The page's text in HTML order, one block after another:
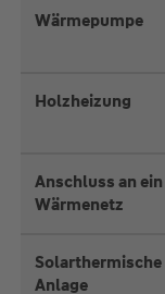
Wärmepumpe
Holzheizung
Anschluss an ein
Wärmenetz
Solarthermische
Anlage